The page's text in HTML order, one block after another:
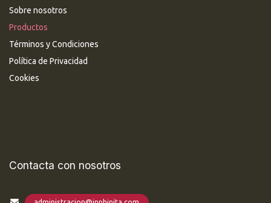
Sobre nosotros
Productos
Términos y Condiciones
Política de Privacidad
Cookies
Contacta con nosotros